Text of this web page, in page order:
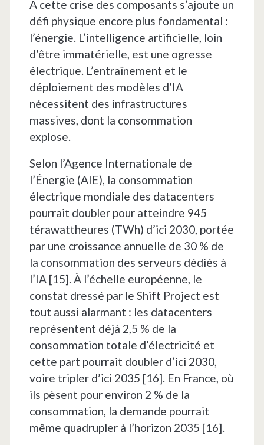
À cette crise des composants s’ajoute un
défi physique encore plus fondamental :
l’énergie. L’intelligence artificielle, loin
d’être immatérielle, est une ogresse
électrique. L’entraînement et le
déploiement des modèles d’IA
nécessitent des infrastructures
massives, dont la consommation
explose.
Selon l’Agence Internationale de
l’Énergie (AIE), la consommation
électrique mondiale des datacenters
pourrait doubler pour atteindre 945
térawattheures (TWh) d’ici 2030, portée
par une croissance annuelle de 30 % de
la consommation des serveurs dédiés à
l’IA [15]. À l’échelle européenne, le
constat dressé par le Shift Project est
tout aussi alarmant : les datacenters
représentent déjà 2,5 % de la
consommation totale d’électricité et
cette part pourrait doubler d’ici 2030,
voire tripler d’ici 2035 [16]. En France, où
ils pèsent pour environ 2 % de la
consommation, la demande pourrait
même quadrupler à l’horizon 2035 [16].